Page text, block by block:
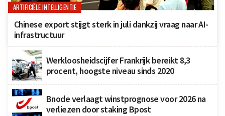
ARTIFICIËLE INTELLIGENTIE
Chinese export stijgt sterk in juli dankzij vraag naar AI-
infrastructuur
Werkloosheidscijfer Frankrijk bereikt 8,3
procent, hoogste niveau sinds 2020
Bnode verlaagt winstprognose voor 2026 na
verliezen door staking Bpost